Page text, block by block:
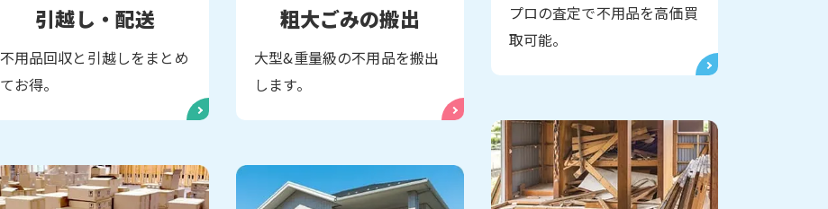
引越し・配送
不用品回収と引越しをまとめ
てお得。
粗大ごみの搬出
大型&重量級の不用品を搬出
します。
プロの査定で不用品を高価買
取可能。